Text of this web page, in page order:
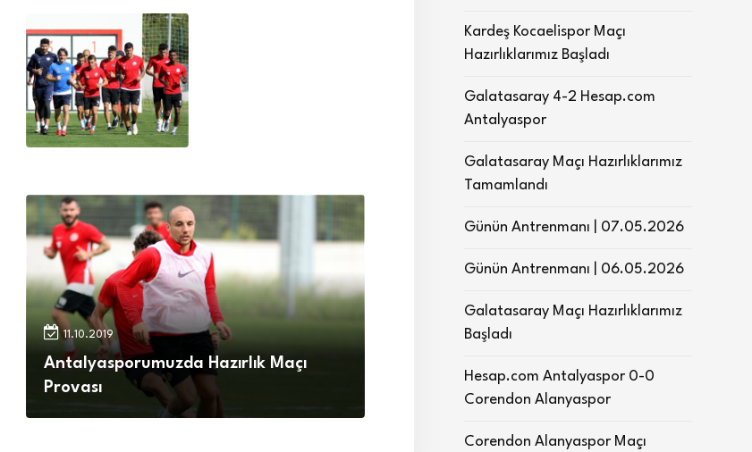
11.10.2019
Antalyasporumuzda Hazırlık Maçı
Provası
Kardeş Kocaelispor Maçı
Hazırlıklarımız Başladı
Galatasaray 4-2 Hesap.com
Antalyaspor
Galatasaray Maçı Hazırlıklarımız
Tamamlandı
Günün Antrenmanı | 07.05.2026
Günün Antrenmanı | 06.05.2026
Galatasaray Maçı Hazırlıklarımız
Başladı
Hesap.com Antalyaspor 0-0
Corendon Alanyaspor
Corendon Alanyaspor Maçı